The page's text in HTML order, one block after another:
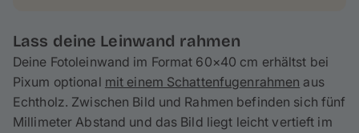
Lass deine Leinwand rahmen
Deine Fotoleinwand im Format 60×40 cm erhältst bei
Pixum optional mit einem Schattenfugenrahmen aus
Echtholz. Zwischen Bild und Rahmen befinden sich fünf
Millimeter Abstand und das Bild liegt leicht vertieft im